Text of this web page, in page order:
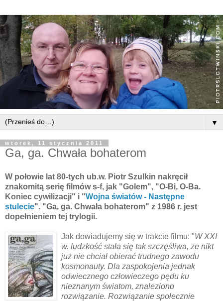
▼
wtorek, 11 stycznia 2011
Ga, ga. Chwała bohaterom
W połowie lat 80-tych ub.w. Piotr Szulkin nakręcił
znakomitą serię filmów s-f, jak "Golem", "O-Bi, O-Ba.
Koniec cywilizacji" i "Wojna światów - Następne
stulecie". "Ga, ga. Chwała bohaterom" z 1986 r. jest
dopełnieniem tej trylogii.
Jak dowiadujemy się w trakcie filmu: "W XXI
w. ludzkość stała się tak szczęśliwa, że nikt
już nie chciał obierać trudnego zawodu
kosmonauty. Dla zaspokojenia jednak
odwiecznego człowieczego pędu ku
nieznanym światom, znaleziono
rozwiązanie. Rozwiązanie społecznie